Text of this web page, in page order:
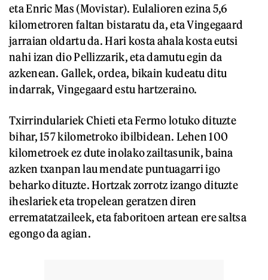
eta Enric Mas (Movistar). Eulalioren ezina 5,6
kilometroren faltan bistaratu da, eta Vingegaard
jarraian oldartu da. Hari kosta ahala kosta eutsi
nahi izan dio Pellizzarik, eta damutu egin da
azkenean. Gallek, ordea, bikain kudeatu ditu
indarrak, Vingegaard estu hartzeraino.
Txirrindulariek Chieti eta Fermo lotuko dituzte
bihar, 157 kilometroko ibilbidean. Lehen 100
kilometroek ez dute inolako zailtasunik, baina
azken txanpan lau mendate puntuagarri igo
beharko dituzte. Hortzak zorrotz izango dituzte
iheslariek eta tropelean geratzen diren
errematatzaileek, eta faboritoen artean ere saltsa
egongo da agian.